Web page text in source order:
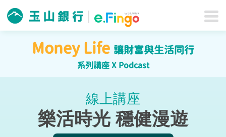
Money Life 讓財富與生活同行
系列講座 X Podcast
線上講座
樂活時光 穩健漫遊